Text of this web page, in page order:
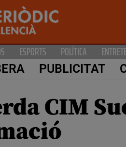
ESPORTS POLÍTICA
PUBLICITAT
CIM